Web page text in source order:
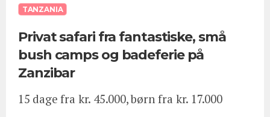
TANZANIA
Privat safari fra fantastiske, små
bush camps og badeferie på
Zanzibar
15 dage fra kr. 45.000, børn fra kr. 17.000